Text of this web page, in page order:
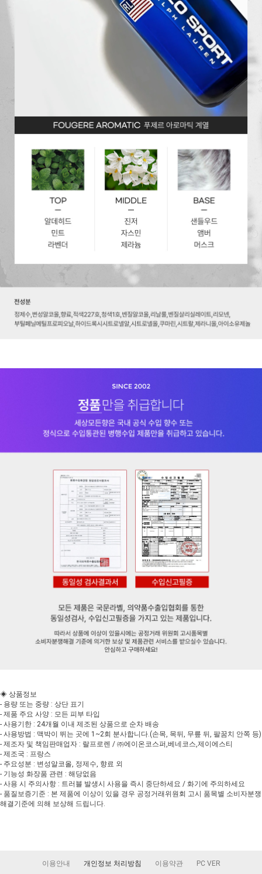
◈ 상품정보
- 용량 또는 중량 : 상단 표기
- 제품 주요 사양 : 모든 피부 타입
- 사용기한 : 24개월 이내 제조된 상품으로 순차 배송
- 사용방법 : 맥박이 뛰는 곳에 1~2회 분사합니다.(손목, 목뒤, 무릎 뒤, 팔꿈치 안쪽 등)
- 제조자 및 책임판매업자 : 랄프로렌 / ㈜에이온코스퍼,베네코스,제이에스티
- 제조국 : 프랑스
- 주요성분 : 변성알코올, 정제수, 향료 외
- 기능성 화장품 관련 : 해당없음
- 사용 시 주의사항 : 트러블 발생시 사용을 즉시 중단하세요 / 화기에 주의하세요
- 품질보증기준 : 본 제품에 이상이 있을 경우 공정거래위원회 고시 품목별 소비자분쟁
해결기준에 의해 보상해 드립니다.
이용안내 개인정보 처리방침 이용약관 PC VER